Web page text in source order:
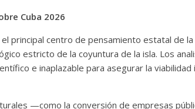
Cuba 2026
el principal centro de pensamiento estatal de
estricto de la coyuntura de la isla. Los
e inaplazable para asegurar la viabilidad
—como la conversión de empresas